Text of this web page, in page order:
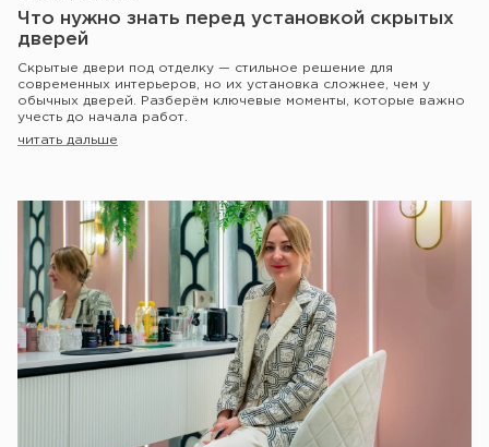
Что нужно знать перед установкой скрытых
дверей
Скрытые двери под отделку — стильное решение для
современных интерьеров, но их установка сложнее, чем у
обычных дверей. Разберём ключевые моменты, которые важно
учесть до начала работ.
читать дальше